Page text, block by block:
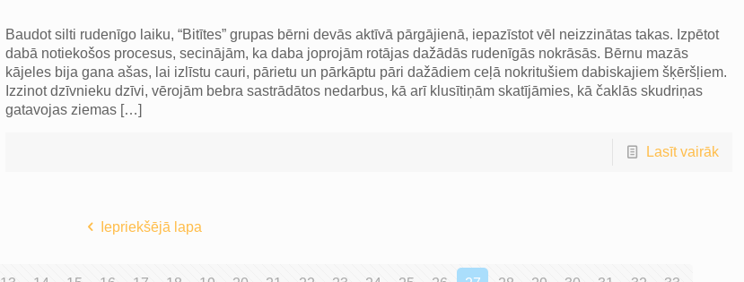
Baudot silti rudenīgo laiku, “Bitītes” grupas bērni devās aktīvā pārgājienā, iepazīstot vēl neizzinātas takas. Izpētot
dabā notiekošos procesus, secinājām, ka daba joprojām rotājas dažādās rudenīgās nokrāsās. Bērnu mazās
kājeles bija gana ašas, lai izlīstu cauri, pārietu un pārkāptu pāri dažādiem ceļā nokritušiem dabiskajiem šķēršļiem.
Izzinot dzīvnieku dzīvi, vērojām bebra sastrādātos nedarbus, kā arī klusītiņām skatījāmies, kā čaklās skudriņas
gatavojas ziemas[…]
Lasīt vairāk
Iepriekšējā lapa